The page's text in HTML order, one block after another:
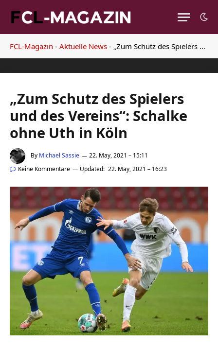
FCL-Magazin - Aktuelle News - „Zum Schutz des Spielers und des Vereins“: Schalke ohne Uth in Köln
„Zum Schutz des Spielers
und des Vereins“: Schalke
ohne Uth in Köln
By Michael Sassie
22. May, 2021 – 15:11
Keine Kommentare
Updated: 22. May, 2021 – 16:23